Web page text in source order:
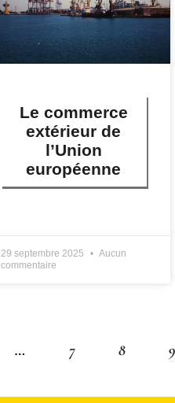
Le commerce
extérieur de
l’Union
européenne
29 septembre 2025
Aucun
commentaire
… 7 8 9